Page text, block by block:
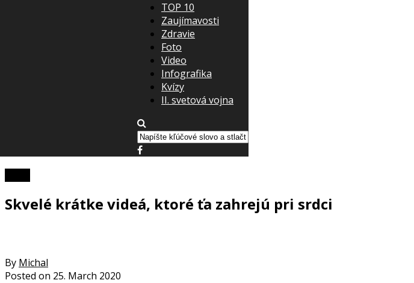
TOP 10
Zaujímavosti
Zdravie
Foto
Video
Infografika
Kvízy
II. svetová vojna
Skvelé krátke videá, ktoré ťa zahrejú pri srdci
By Michal
Posted on 25. March 2020